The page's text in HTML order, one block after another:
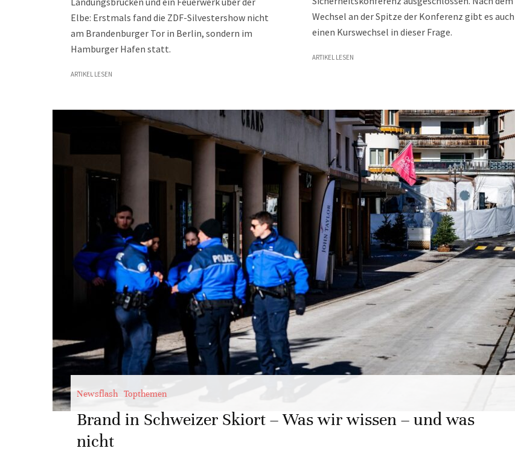
Elbe: Erstmals fand die ZDF-Silvestershow nicht
am Brandenburger Tor in Berlin, sondern im
Hamburger Hafen statt.
ARTIKEL LESEN
Wechsel an der Spitze der Konferenz gibt es auch
einen Kurswechsel in dieser Frage.
ARTIKEL LESEN
Newsflash Topthemen
Brand in Schweizer Skiort – Was wir wissen – und was
nicht